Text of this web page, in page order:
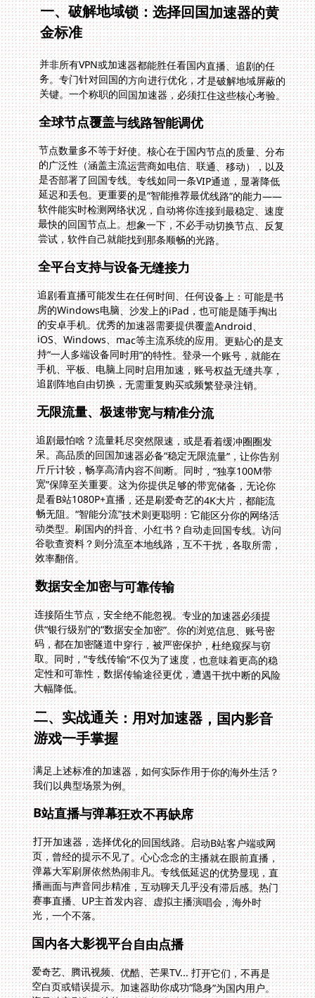
一、破解地域锁：选择回国加速器的黄
金标准
并非所有VPN或加速器都能胜任看国内直播、追剧的任
务。专门针对回国的方向进行优化，才是破解地域屏蔽的
关键。一个称职的回国加速器，必须扛住这些核心考验。
全球节点覆盖与线路智能调优
节点数量多不等于好使。核心在于国内节点的质量、分布
的广泛性（涵盖主流运营商如电信、联通、移动），以及
是否部署了回国专线。专线如同一条VIP通道，显著降低
延迟和丢包。更重要的是“智能推荐最优线路”的能力——
软件能实时检测网络状况，自动将你连接到最稳定、速度
最快的回国节点上。想象一下，不必手动切换节点、反复
尝试，软件自己就能找到那条顺畅的光路。
全平台支持与设备无缝接力
追剧看直播可能发生在任何时间、任何设备上：可能是书
房的Windows电脑、沙发上的iPad，也可能是随手掏出
的安卓手机。优秀的加速器需要提供覆盖Android、
iOS、Windows、mac等主流系统的应用。更贴心的是支
持“一人多端设备同时用”的特性。登录一个账号，就能在
手机、平板、电脑上同时启用加速，账号权益无缝共享，
追剧阵地自由切换，无需重复购买或频繁登录注销。
无限流量、极速带宽与精准分流
追剧最怕啥？流量耗尽突然限速，或是看着缓冲圈圈发
呆。高品质的回国加速器必备“稳定无限流量”，让你告别
斤斤计较，畅享高清内容不间断。同时，“独享100M带
宽”保障至关重要。这为你提供足够的带宽储备，无论你
是看B站1080P+直播，还是刷爱奇艺的4K大片，都能流
畅无阻。“智能分流”技术则更聪明：它能区分你的网络活
动类型。刷国内的抖音、小红书？自动走回国专线。访问
谷歌查资料？则分流至本地线路，互不干扰，各取所需，
效率翻倍。
数据安全加密与可靠传输
连接陌生节点，安全绝不能忽视。专业的加速器必须提
供“银行级别”的“数据安全加密”。你的浏览信息、账号密
码，都在加密隧道中穿行，被严密保护，杜绝窥探与窃
取。同时，“专线传输”不仅为了速度，也意味着更高的稳
定性和可靠性，数据传输途径更优，遭遇干扰中断的风险
大幅降低。
二、实战通关：用对加速器，国内影音
游戏一手掌握
满足上述标准的加速器，如何实际作用于你的海外生活？
我们以典型场景为例。
B站直播与弹幕狂欢不再缺席
打开加速器，选择优化的回国线路。启动B站客户端或网
页，曾经的提示不见了。心心念念的主播就在眼前直播，
弹幕大军刷屏依然热闹非凡。专线低延迟的优势显现，直
播画面与声音同步精准，互动聊天几乎没有滞后感。热门
赛事直播、UP主首发内容、虚拟主播演唱会，海外时
光，一个不落。
国内各大影视平台自由点播
爱奇艺、腾讯视频、优酷、芒果TV... 打开它们，不再是
空白页或错误提示。加速器助你成功“隐身”为国内用户。
海量独家剧集、综艺、院线新片瞬间解锁。平台会员重新
物尽其用。配合独享高速带宽，4K HDR超高清内容也能